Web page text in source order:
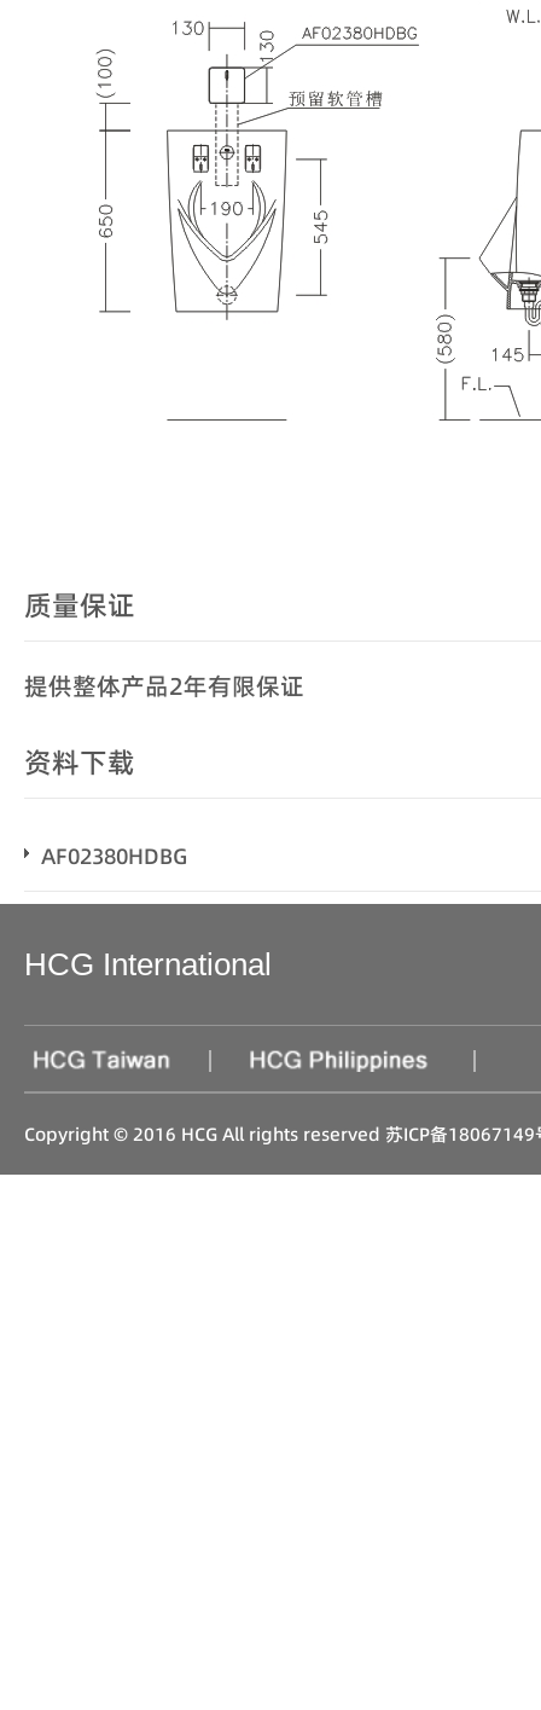
质量保证
提供整体产品2年有限保证
资料下载
AF02380HDBG
HCG International
| |
Copyright © 2016 HCG All rights reserved 苏ICP备